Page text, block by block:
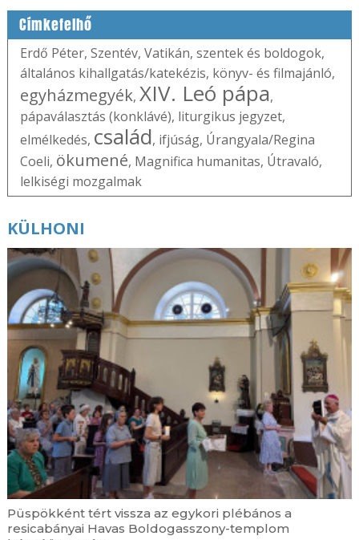
Címkefelhő
Erdő Péter, Szentév, Vatikán, szentek és boldogok,
általános kihallgatás/katekézis, könyv- és filmajánló,
egyházmegyék, XIV. Leó pápa,
pápaválasztás (konklávé), liturgikus jegyzet,
elmélkedés, család, ifjúság, Úrangyala/Regina
Coeli, ökumené, Magnifica humanitas, Útravaló,
lelkiségi mozgalmak
KÜLHONI
Püspökként tért vissza az egykori plébános a
resicabányai Havas Boldogasszony-templom